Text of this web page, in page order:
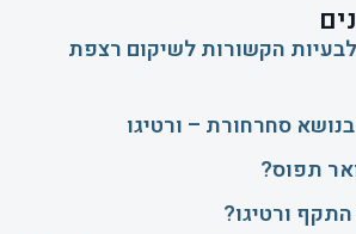
הקשורות לשיקום רצפת
סחרחורת – ורטיגו
תפוס?
ורטיגו?